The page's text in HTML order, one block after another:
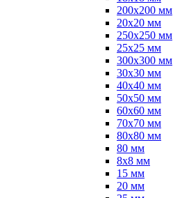
200х200 мм
20х20 мм
250х250 мм
25х25 мм
300х300 мм
30х30 мм
40х40 мм
50х50 мм
60х60 мм
70х70 мм
80х80 мм
80 мм
8х8 мм
15 мм
20 мм